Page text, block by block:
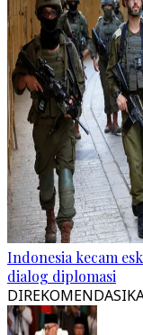
Indonesia kecam
dialog diplomasi